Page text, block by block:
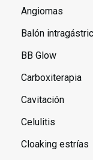
Angiomas
Balón
BB Glow
Carboxiterapia
Cavitación
Celulitis
Cloaking estrías